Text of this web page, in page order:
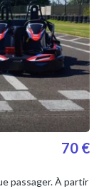
70 €
passager. À partir